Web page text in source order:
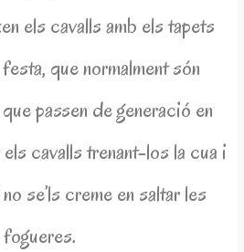
els cavalls amb els tapets
que normalment són
passen de generació en
cavalls trenant-los la cua i
se’ls creme en saltar les
fogueres.